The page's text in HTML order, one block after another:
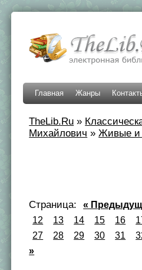
Главная Жанры
TheLib.Ru »
Михайлович »Живые и
Страница: «
12
13 14 15 16
27
28 29 30 31
»